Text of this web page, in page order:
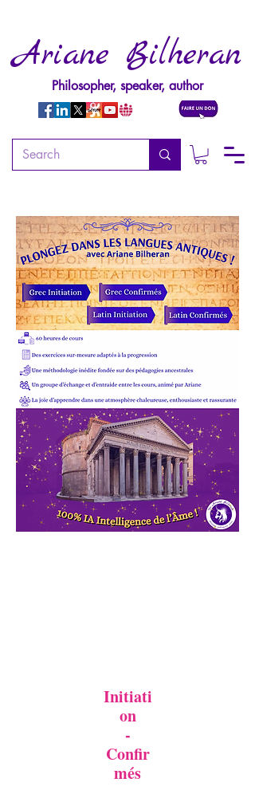
Ariane Bilheran
Philosopher, speaker, author
Initiati
on
-
Confir
més